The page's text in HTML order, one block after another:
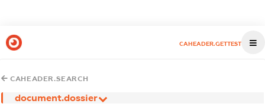
CAHEADER.GETTEST
CAHEADER.SEARCH
document.dossier